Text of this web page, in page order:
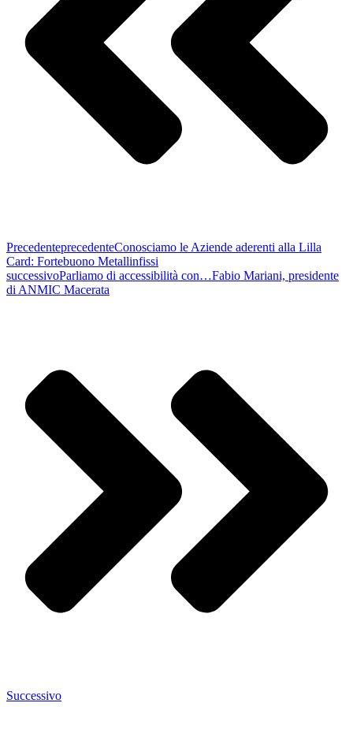
PrecedenteprecedenteConosciamo le Aziende aderenti alla Lilla
Card: Fortebuono Metallinfissi
successivoParliamo di accessibilità con…Fabio Mariani, presidente
di ANMIC Macerata
Successivo